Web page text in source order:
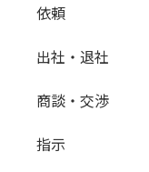
依頼
出社・退社
商談・交渉
指示